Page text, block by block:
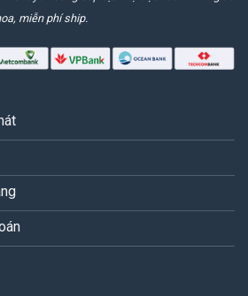
miễn phí ship.